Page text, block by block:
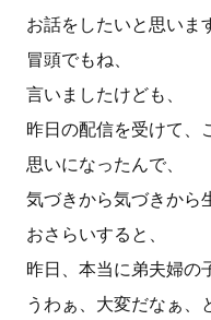
お話をしたいと思いま
冒頭でもね、
言いましたけども、
昨日の配信を受けて、
思いになったんで、
気づきから気づきから
おさらいすると、
昨日、本当に弟夫婦の
うわぁ、大変だなぁ、